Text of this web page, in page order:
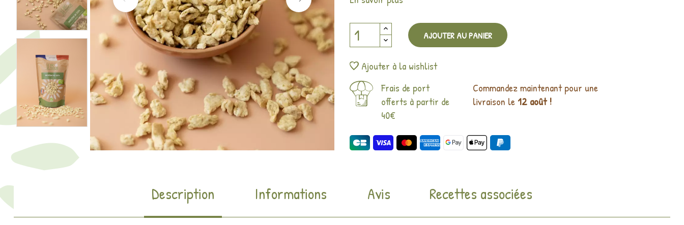
AJOUTER AU PANIER
Ajouter à la wishlist
Frais de port
offerts à partir de
40€
Commandez maintenant pour une
livraison le12 août !
Description Informations Avis Recettes associées